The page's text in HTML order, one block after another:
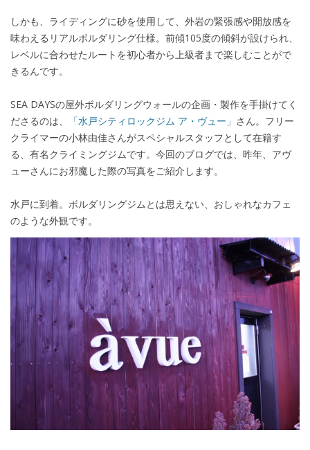
しかも、ライディングに砂を使用して、外岩の緊張感や開放感を
味わえるリアルボルダリング仕様。前傾105度の傾斜が設けられ、
レベルに合わせたルートを初心者から上級者まで楽しむことがで
きるんです。
SEA DAYSの屋外ボルダリングウォールの企画・製作を手掛けてく
ださるのは、
「水戸シティロックジム ア・ヴュー」 さん。フリー
クライマーの小林由佳さんがスペシャルスタッフとして在籍す
る、有名クライミングジムです。今回のブログでは、昨年、アヴ
ューさんにお邪魔した際の写真をご紹介します。
水戸に到着。ボルダリングジムとは思えない、おしゃれなカフェ
のような外観です。